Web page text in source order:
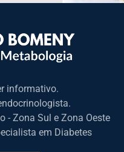
informativo.
- Zona Sul e Zona Oeste
em Diabetes